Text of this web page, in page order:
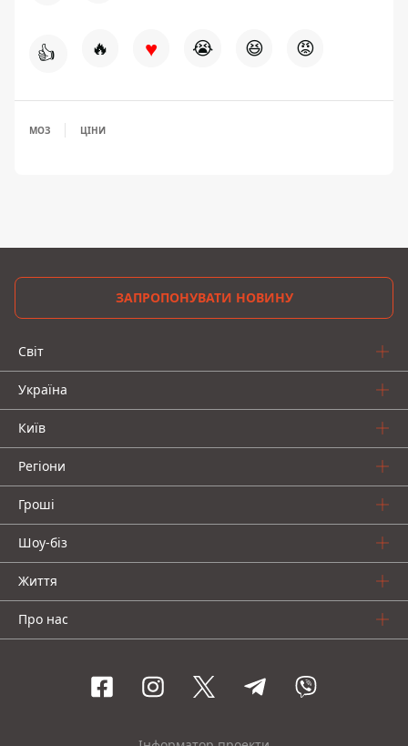
👍 🔥 ♥ 😭 😆 😡
МОЗ ЦІНИ
ЗАПРОПОНУВАТИ НОВИНУ
Світ
Україна
Київ
Регіони
Гроші
Шоу-біз
Життя
Про нас